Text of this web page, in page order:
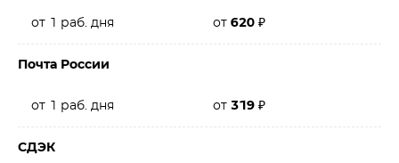
от 1 раб. дня от 620 ₽
Почта России
от 1 раб. дня от 319 ₽
СДЭК